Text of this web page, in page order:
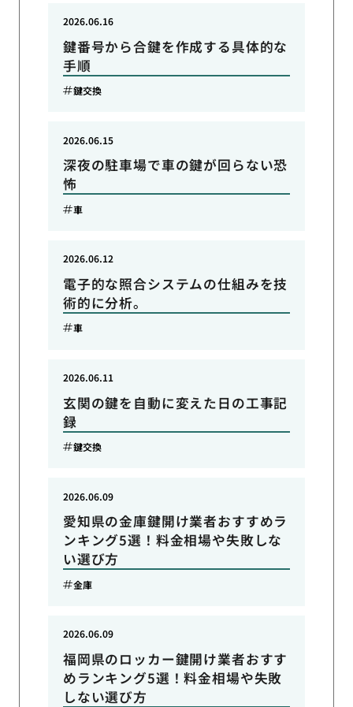
鍵番号から合鍵を作成する具体的な
手順
2026.06.16
鍵交換
深夜の駐車場で車の鍵が回らない恐
怖
2026.06.15
車
電子的な照合システムの仕組みを技
術的に分析。
2026.06.12
車
玄関の鍵を自動に変えた日の工事記
録
2026.06.11
鍵交換
愛知県の金庫鍵開け業者おすすめラ
ンキング5選！料金相場や失敗しな
い選び方
2026.06.09
金庫
福岡県のロッカー鍵開け業者おすす
めランキング5選！料金相場や失敗
しない選び方
2026.06.09